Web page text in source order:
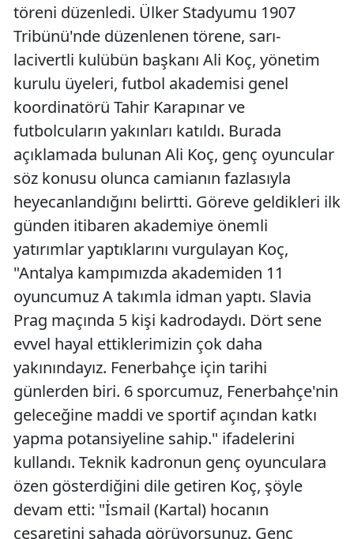
Kayseri
Konya
Kütahya
Malatya
Mardin
Nevşehir
Niğde
Ordu
Sakarya
töreni düzenledi. Ülker Stadyumu 1907
Tribünü'nde düzenlenen törene, sarı-
lacivertli kulübün başkanı Ali Koç, yönetim
kurulu üyeleri, futbol akademisi genel
koordinatörü Tahir Karapınar ve
futbolcuların yakınları katıldı. Burada
açıklamada bulunan Ali Koç, genç oyuncular
söz konusu olunca camianın fazlasıyla
heyecanlandığını belirtti. Göreve geldikleri ilk
günden itibaren akademiye önemli
yatırımlar yaptıklarını vurgulayan Koç,
"Antalya kampımızda akademiden 11
oyuncumuz A takımla idman yaptı. Slavia
Prag maçında 5 kişi kadrodaydı. Dört sene
evvel hayal ettiklerimizin çok daha
yakınındayız. Fenerbahçe için tarihi
günlerden biri. 6 sporcumuz, Fenerbahçe'nin
geleceğine maddi ve sportif açından katkı
yapma potansiyeline sahip." ifadelerini
kullandı. Teknik kadronun genç oyunculara
özen gösterdiğini dile getiren Koç, şöyle
devam etti: "İsmail (Kartal) hocanın
cesaretini sahada görüyorsunuz. Genç